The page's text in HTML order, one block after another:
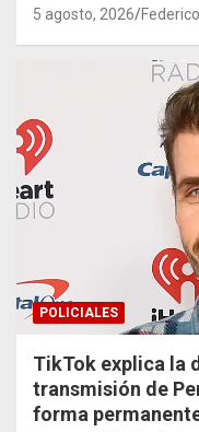
5 agosto, 2026
POLICIALES
TikTok explica la
transmisión de
forma